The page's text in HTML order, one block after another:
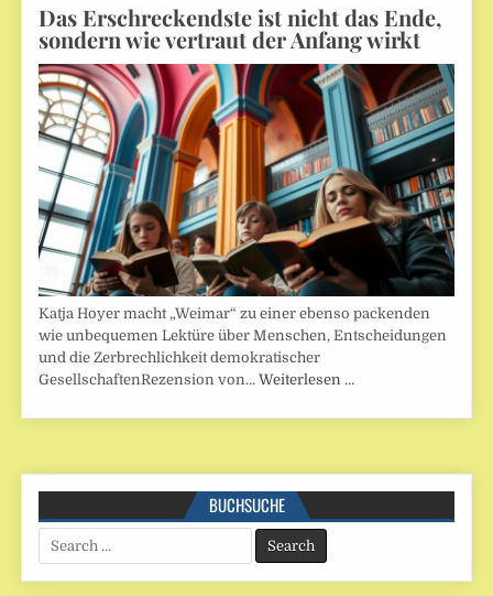
Das Erschreckendste ist nicht das Ende,
sondern wie vertraut der Anfang wirkt
Katja Hoyer macht „Weimar“ zu einer ebenso packenden
wie unbequemen Lektüre über Menschen, Entscheidungen
und die Zerbrechlichkeit demokratischer
GesellschaftenRezension von…Weiterlesen …
BUCHSUCHE
Search
for: